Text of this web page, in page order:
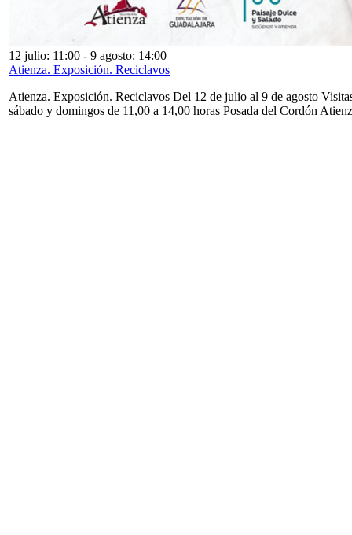
12 julio: 11:00 - 9 agosto: 14:00
Atienza. Exposición. Reciclavos
Atienza. Exposición. Reciclavos Del 12 de julio al 9 de agosto
sábado y domingos de 11,00 a 14,00 horas Posada del Cordón